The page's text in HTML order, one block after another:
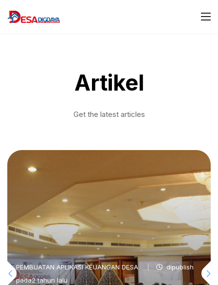
Artikel
Get the latest articles
PEMBUATAN APLIKASI KEUANGAN DESA
dipublish
pada2 tahun lalu